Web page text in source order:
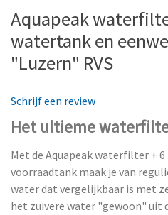
Aquapeak
watertank en
"Luzern" RVS
Schrijf een review
Het ultieme
Met de Aquapeak waterfilter +
voorraadtank maak je van
water dat vergelijkbaar is met
het zuivere water "gewoon" uit